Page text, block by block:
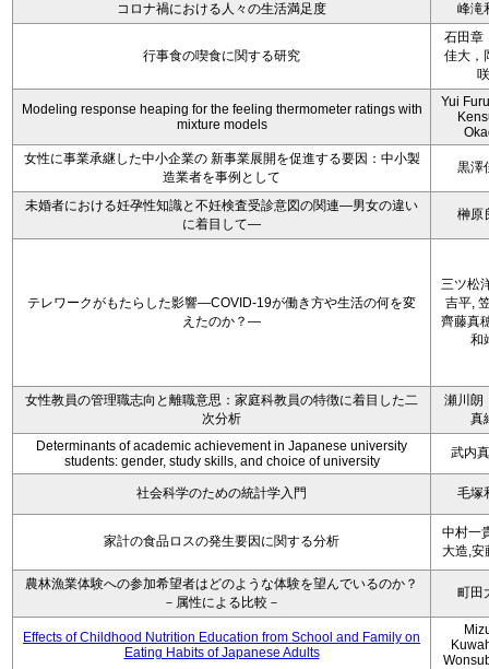
コロナ禍における人々の生活満足度
峰滝
行事食の喫食に関する研究
石田章
佳大，
咲
Modeling response heaping for the feeling thermometer ratings with
mixture models
Yui
女性に事業承継した中小企業の 新事業展開を促進する要因：中小製
造業者を事例として
黒澤
未婚者における妊孕性知識と不妊検査受診意図の関連―男女の違い
に着目して―
榊原
テレワークがもたらした影響―COVID-19が働き方や生活の何を変
えたのか？―
三ツ松
吉平,
齊藤真
和
女性教員の管理職志向と離職意思：家庭科教員の特徴に着目した二
次分析
瀬川朗
真
Determinants of academic achievement in Japanese university
students: gender, study skills, and choice of university
武内
社会科学のための統計学入門 毛塚
家計の食品ロスの発生要因に関する分析
中村一
大造,安
農林漁業体験への参加希望者はどのような体験を望んでいるのか？
－属性による比較－
町田
Effects of Childhood Nutrition Education from School and Family on
Eating Habits of Japanese Adults